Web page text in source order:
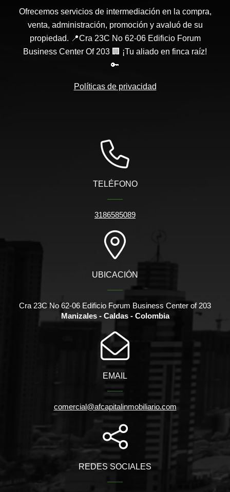
Ofrecemos servicios de intermediación en la compra,
venta, administración, promoción y avaluó de su
propiedad. 📍Cra 23C No 62-06 Edificio Forum
Business Center Of 203 🏢 ¡Tu aliado en finca raíz!
🔑
Políticas de privacidad
TELÉFONO
3186585089
UBICACIÓN
Cra 23C No 62-06 Edificio Forum Business Center of 203
Manizales - Caldas - Colombia
EMAIL
comercial@afcapitalinmobiliario.com
REDES SOCIALES